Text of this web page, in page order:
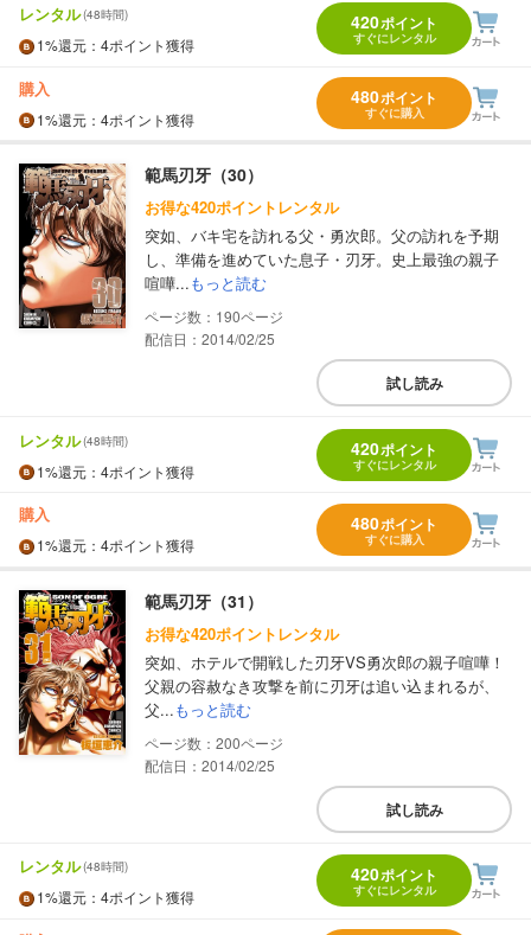
レンタル(48時間)
1%還元 ：4ポイント獲得
420ポイント
すぐにレンタル
購入
1%還元 ：4ポイント獲得
480ポイント
すぐに購入
範馬刃牙（30）
お得な420ポイントレンタル
突如、バキ宅を訪れる父・勇次郎。父の訪れを予期
し、準備を進めていた息子・刃牙。史上最強の親子
喧嘩...もっと読む
190
配信日：2014/02/25
試し読み
レンタル(48時間)
1%還元 ：4ポイント獲得
420ポイント
すぐにレンタル
購入
1%還元 ：4ポイント獲得
480ポイント
すぐに購入
範馬刃牙（31）
お得な420ポイントレンタル
突如、ホテルで開戦した刃牙VS勇次郎の親子喧嘩！
父親の容赦なき攻撃を前に刃牙は追い込まれるが、
父...もっと読む
200
配信日：2014/02/25
試し読み
レンタル(48時間)
1%還元 ：4ポイント獲得
420ポイント
すぐにレンタル